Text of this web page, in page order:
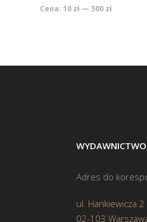
Cena: 10 zł — 500 zł
Adres do
ul. Hankiewicza 2
02-103